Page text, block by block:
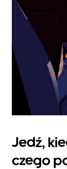
kalendarz.
Jedź,
czego